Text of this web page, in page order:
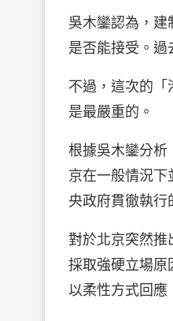
吳木鑾認為，
是否能接受。過
不過，這次的
是最嚴重的。
根據吳木鑾分析
京在一般情況
央政府貫徹執行
對於北京突然推
採取強硬立場原
以柔性方式回應